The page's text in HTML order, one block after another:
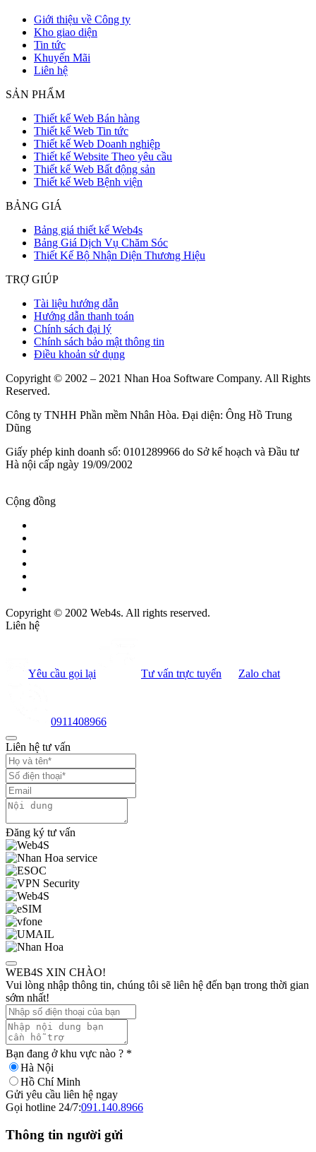
Giới thiệu về Công ty
Kho giao diện
Tin tức
Khuyến Mãi
Liên hệ
SẢN PHẨM
Thiết kế Web Bán hàng
Thiết kế Web Tin tức
Thiết kế Web Doanh nghiệp
Thiết kế Website Theo yêu cầu
Thiết kế Web Bất động sản
Thiết kế Web Bệnh viện
BẢNG GIÁ
Bảng giá thiết kế Web4s
Bảng Giá Dịch Vụ Chăm Sóc
Thiết Kế Bộ Nhận Diện Thương Hiệu
TRỢ GIÚP
Tài liệu hướng dẫn
Hướng dẫn thanh toán
Chính sách đại lý
Chính sách bảo mật thông tin
Điều khoản sử dụng
Copyright © 2002 – 2021 Nhan Hoa Software Company. All Rights
Reserved.
Công ty TNHH Phần mềm Nhân Hòa. Đại diện: Ông Hồ Trung
Dũng
Giấy phép kinh doanh số: 0101289966 do Sở kế hoạch và Đầu tư
Hà nội cấp ngày 19/09/2002
Cộng đồng
Copyright © 2002 Web4s. All rights reserved.
Liên hệ
Yêu cầu gọi lại Tư vấn trực tuyến Zalo chat
0911408966
Liên hệ tư vấn
Đăng ký tư vấn
WEB4S XIN CHÀO!
Vui lòng nhập thông tin, chúng tôi sẽ liên hệ đến bạn trong thời gian
sớm nhất!
Bạn đang ở khu vực nào ? *
Hà Nội
Hồ Chí Minh
Gửi yêu cầu liên hệ ngay
Gọi hotline 24/7:091.140.8966
Thông tin người gửi